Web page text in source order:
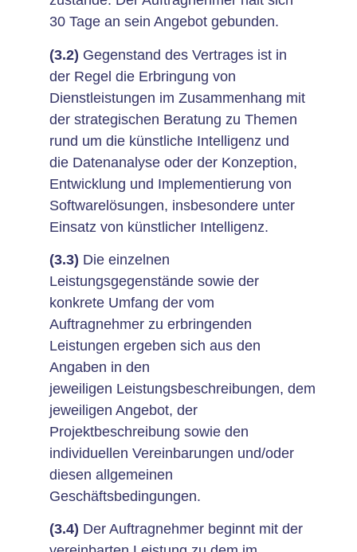
30 Tage an sein Angebot gebunden.
(3.2) Gegenstand des Vertrages ist in
der Regel die Erbringung von
Dienstleistungen im Zusammenhang mit
der strategischen Beratung zu Themen
rund um die künstliche Intelligenz und
die Datenanalyse oder der Konzeption,
Entwicklung und Implementierung von
Softwarelösungen, insbesondere unter
Einsatz von künstlicher Intelligenz.
(3.3) Die einzelnen
Leistungsgegenstände sowie der
konkrete Umfang der vom
Auftragnehmer zu erbringenden
Leistungen ergeben sich aus den
Angaben in den
jeweiligen Leistungsbeschreibungen, dem
jeweiligen Angebot, der
Projektbeschreibung sowie den
individuellen Vereinbarungen und/oder
diesen allgemeinen
Geschäftsbedingungen.
(3.4) Der Auftragnehmer beginnt mit der